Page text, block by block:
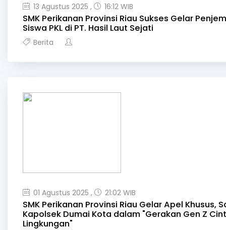
13 Agustus 2025 , 16:12 WIB
SMK Perikanan Provinsi Riau Sukses Gelar
Siswa PKL di PT. Hasil Laut Sejati
Berita
01 Agustus 2025 , 21:02 WIB
SMK Perikanan Provinsi Riau Gelar Apel Khusus,
Kapolsek Dumai Kota dalam "Gerakan Gen Z
Lingkungan"